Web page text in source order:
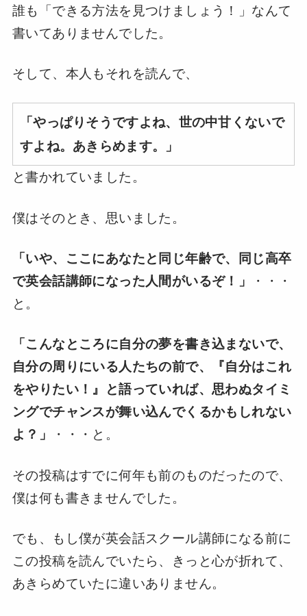
誰も「できる方法を見つけましょう！」なんて
書いてありませんでした。
そして、本人もそれを読んで、
「やっぱりそうですよね、世の中甘くないで
すよね。あきらめます。」
と書かれていました。
僕はそのとき、思いました。
「いや、ここにあなたと同じ年齢で、同じ高卒
で英会話講師になった人間がいるぞ！」
・・・
と。
「こんなところに自分の夢を書き込まないで、
自分の周りにいる人たちの前で、『自分はこれ
をやりたい！』と語っていれば、思わぬタイミ
ングでチャンスが舞い込んでくるかもしれない
よ？」
・・・と。
その投稿はすでに何年も前のものだったので、
僕は何も書きませんでした。
でも、もし僕が英会話スクール講師になる前に
この投稿を読んでいたら、きっと心が折れて、
あきらめていたに違いありません。